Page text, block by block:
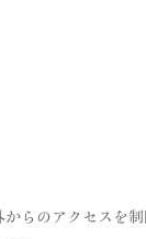
らのアクセスを制